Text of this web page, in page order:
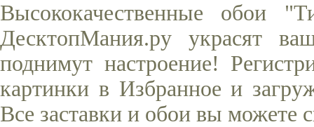
Высококачественные обои
ДесктопМания.ру украсят
поднимут настроение!
картинки в Избранное и
Все заставки и обои вы можете